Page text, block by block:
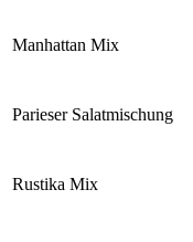
Manhattan Mix
Parieser Salatmischung
Rustika Mix